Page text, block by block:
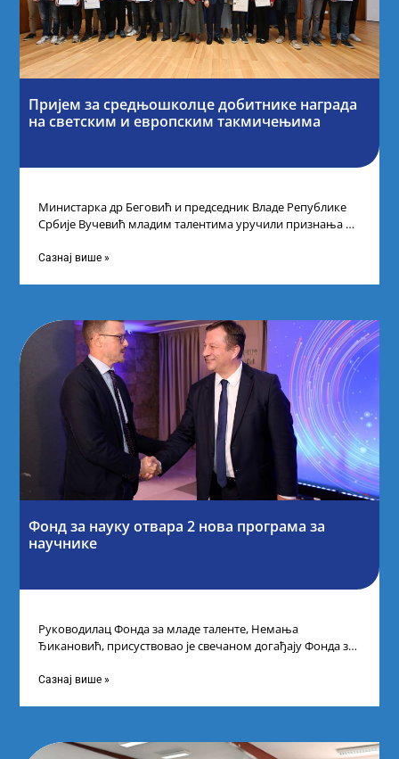
Пријем за средњошколце добитнике награда
на светским и европским такмичењима
Министарка др Беговић и председник Владе Републике
Србије Вучевић младим талентима уручили признања У
Сазнај више »
Фонд за науку отвара 2 нова програма за
научнике
Руководилац Фонда за младе таленте, Немања
Ђикановић, присуствовао је свечаном догађају Фонда за
Сазнај више »